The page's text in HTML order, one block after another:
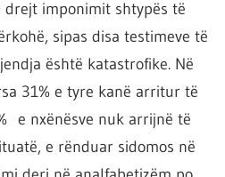
imponimit shtypës të
sipas disa testimeve të
është katastrofike. Në
31% e tyre kanë arritur të
e nxënësve nuk arrijnë të
e rënduar sidomos në